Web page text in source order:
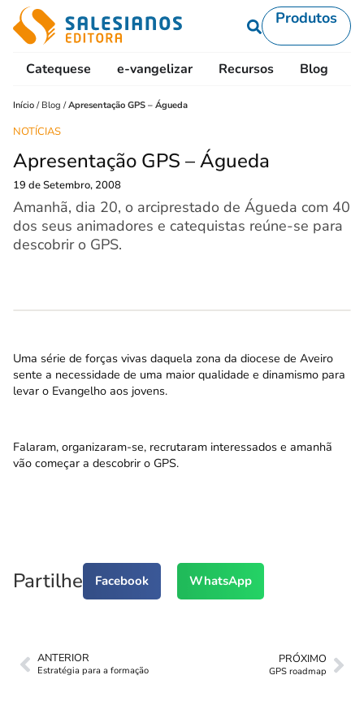
Produtos
Catequese e-vangelizar Recursos Blog
Início / Blog /Apresentação GPS – Águeda
NOTÍCIAS
Apresentação GPS – Águeda
19 de Setembro, 2008
Amanhã, dia 20, o arciprestado de Águeda com 40
dos seus animadores e catequistas reúne-se para
descobrir o GPS.
Uma série de forças vivas daquela zona da diocese de Aveiro
sente a necessidade de uma maior qualidade e dinamismo para
levar o Evangelho aos jovens.
Falaram, organizaram-se, recrutaram interessados e amanhã
vão começar a descobrir o GPS.
Partilhe Facebook WhatsApp
ANTERIOR
Estratégia para a formação
PRÓXIMO
GPS roadmap